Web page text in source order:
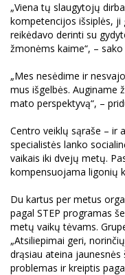
„Viena tų slaugytojų
kompetencijos išsiplės, ji
reikėdavo derinti su
žmonėms kaime“, – sako
„Mes nesėdime ir
mus išgelbės. Auginame
mato perspektyvą“, –
Centro veiklų sąraše – ir
specialistės lanko
vaikais iki dvejų metų.
kompensuojama ligonių
Du kartus per metus
pagal STEP programas
metų vaikų tėvams.
„Atsiliepimai geri,
drąsiau ateina
problemas ir kreiptis